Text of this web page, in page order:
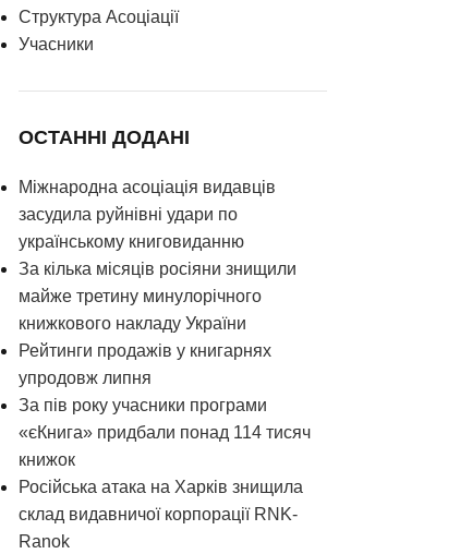
Структура Асоціації
Учасники
ОСТАННІ ДОДАНІ
Міжнародна асоціація видавців
засудила руйнівні удари по
українському книговиданню
За кілька місяців росіяни знищили
майже третину минулорічного
книжкового накладу України
Рейтинги продажів у книгарнях
упродовж липня
За пів року учасники програми
«єКнига» придбали понад 114 тисяч
книжок
Російська атака на Харків знищила
склад видавничої корпорації RNK-
Ranok